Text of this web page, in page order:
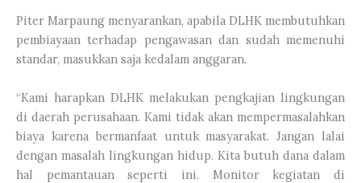
Piter Marpaung menyarankan, apabila DLHK membutuhkan
pembiayaan terhadap pengawasan dan sudah memenuhi
standar, masukkan saja kedalam anggaran.
“Kami harapkan DLHK melakukan pengkajian lingkungan
di daerah perusahaan. Kami tidak akan mempermasalahkan
biaya karena bermanfaat untuk masyarakat. Jangan lalai
dengan masalah lingkungan hidup. Kita butuh dana dalam
hal pemantauan seperti ini. Monitor kegiatan di